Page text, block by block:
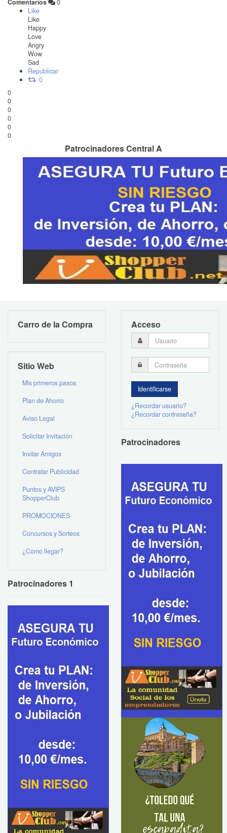
Like
Like
Happy
Love
Angry
Wow
Sad
Republicar
0
0
0
0
0
0
0
Patrocinadores Central A
Carro de la Compra
Sitio Web
Mis primeros pasos
Plan de Ahorro
Aviso Legal
Solicitar Invitación
Invitar Amigos
Contratar Publicidad
Puntos y AVIPS
ShopperClub
PROMOCIONES
Concursos y Sorteos
¿Como llegar?
Patrocinadores 1
Acceso
¿Recordar usuario?
¿Recordar contraseña?
Patrocinadores